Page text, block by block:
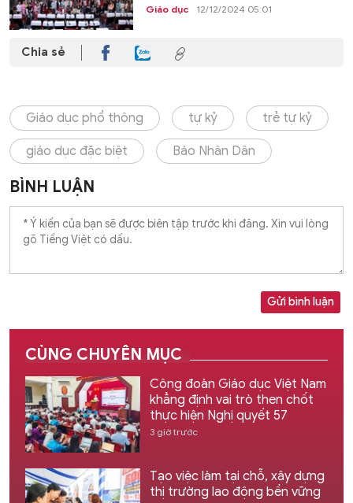
Giáo dục 12/12/2024 05:01
Chia sẻ
Giáo dục phổ thông tự kỷ trẻ tự kỷ
giáo dục đặc biệt Báo Nhân Dân
BÌNH LUẬN
Gửi bình luận
CÙNG CHUYÊN MỤC
Công đoàn Giáo dục Việt Nam
khẳng định vai trò then chốt
thực hiện Nghị quyết 57
3 giờ trước
Tạo việc làm tại chỗ, xây dựng
thị trường lao động bền vững